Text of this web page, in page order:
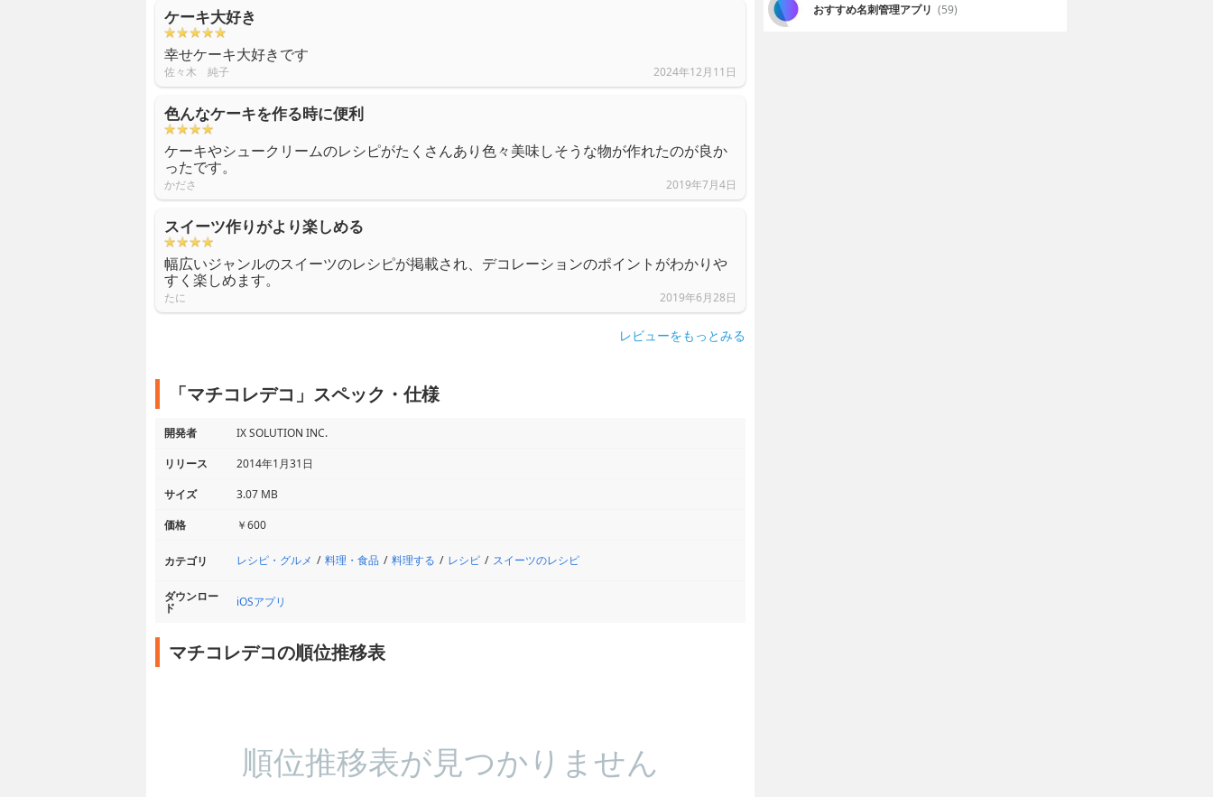
ケーキ大好き
幸せケーキ大好きです
佐々木 純子 2024年12月11日
色んなケーキを作る時に便利
ケーキやシュークリームのレシピがたくさんあり色々美味しそうな物が作れたのが良か
ったです。
かださ 2019年7月4日
スイーツ作りがより楽しめる
幅広いジャンルのスイーツのレシピが掲載され、デコレーションのポイントがわかりや
すく楽しめます。
たに 2019年6月28日
レビューをもっとみる
「マチコレデコ」スペック・仕様
開発者
IX SOLUTION INC.
リリース
2014年1月31日
サイズ
3.07 MB
価格
￥600
カテゴリ レシピ・グルメ 料理・食品 料理する レシピ スイーツのレシピ
ダウンロー
ド iOSアプリ
マチコレデコの順位推移表
順位推移表が見つかりません
おすすめ名刺管理アプリ (59)